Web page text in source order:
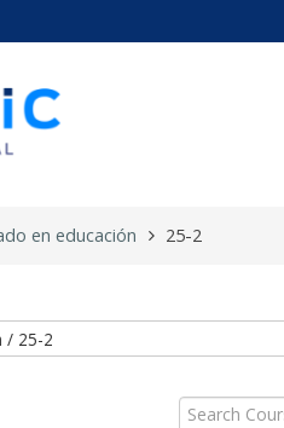
en educación 25-2
Courses